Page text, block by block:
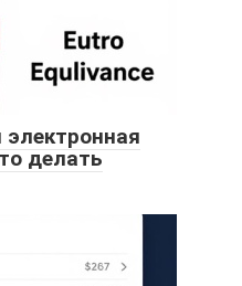
делать